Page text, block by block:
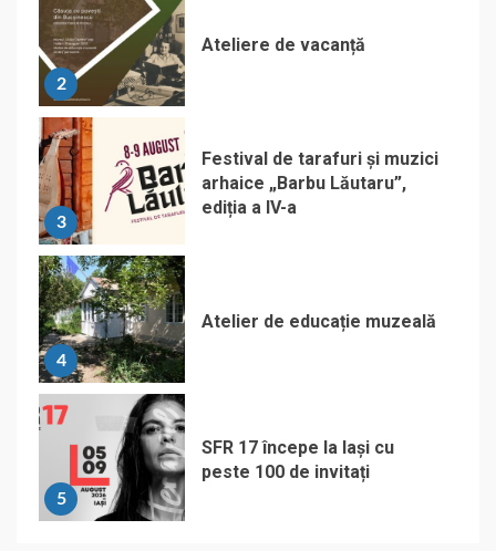
2
Ateliere de vacanță
3
Festival de tarafuri și muzici
arhaice „Barbu Lăutaru”,
ediția a IV-a
4
Atelier de educație muzeală
5
SFR 17 începe la Iași cu
peste 100 de invitați